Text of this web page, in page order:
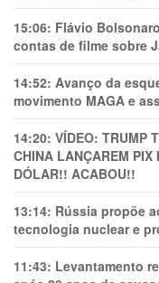
15:06: Flávio
contas de filme sobre
14:52: Avanço da
movimento MAGA e
14:20: VÍDEO: TRUMP
CHINA LANÇAREM
DÓLAR!! ACABOU!!
13:14: Rússia propõe
tecnologia nuclear e
11:43: Levantamento